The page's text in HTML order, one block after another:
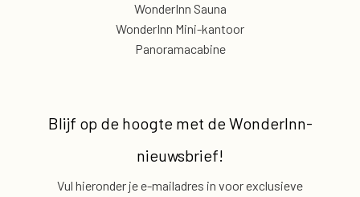
WonderInn Sauna
WonderInn Mini-kantoor
Panoramacabine
Blijf op de hoogte met deWonderInn-
nieuwsbrief!
Vul hieronder je e-mailadres in voor exclusieve